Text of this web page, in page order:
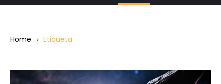
Home Etiqueta
Dulces